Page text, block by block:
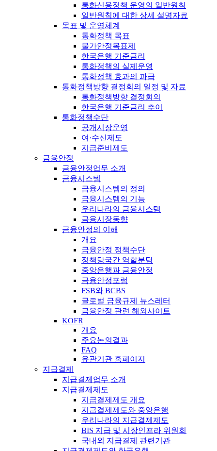
통화신용정책 운영의 일반원칙
일반원칙에 대한 상세 설명자료
목표 및 운영체계
통화정책 목표
물가안정목표제
한국은행 기준금리
통화정책의 실제운영
통화정책 효과의 파급
통화정책방향 결정회의 일정 및 자료
통화정책방향 결정회의
한국은행 기준금리 추이
통화정책수단
공개시장운영
여·수신제도
지급준비제도
금융안정
금융안정업무 소개
금융시스템
금융시스템의 정의
금융시스템의 기능
우리나라의 금융시스템
금융시장동향
금융안정의 이해
개요
금융안정 정책수단
정책당국간 역할분담
중앙은행과 금융안정
금융안정포럼
FSB와 BCBS
글로벌 금융규제 뉴스레터
금융안정 관련 해외사이트
KOFR
개요
주요논의결과
FAQ
유관기관 홈페이지
지급결제
지급결제업무 소개
지급결제제도
지급결제제도 개요
지급결제제도와 중앙은행
우리나라의 지급결제제도
BIS 지급 및 시장인프라 위원회
국내외 지급결제 관련기관